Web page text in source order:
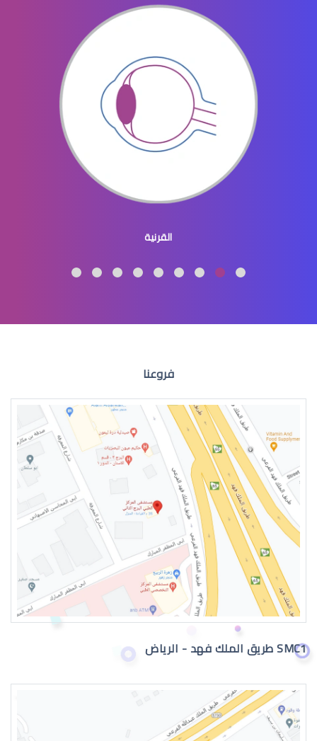
افضل دكتور عيون في النسيم
طبيب عيون اطفال
طبيب عيون اطفال في الرياض
دكتور عيون
دكتور عيون واتس اب
القرنية
فروعنا
SMC1 طريق الملك فهد - الرياض